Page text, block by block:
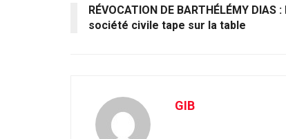
RÉVOCATION DE BARTHÉLÉMY DIAS :
société civile tape sur la table
GIB